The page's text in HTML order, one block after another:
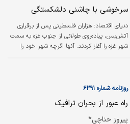
سرخوشی با چاشنی دلشکستگی
دنیای‌ اقتصاد: هزاران فلسطینی پس از برقراری
آتش‌بس، پیاده‌روی طولانی از جنوب غزه به سمت
شهر غزه را آغاز کردند. آنها اگرچه شهر خود را
روزنامه شماره ۶۳۹۱
راه عبور از بحران ترافیک
پیروز حناچی*